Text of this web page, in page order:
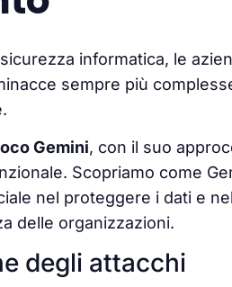
informatica, le
sempre più
Gemini, con il suo
Scopriamo come
nel proteggere i dati e
delle organizzazioni.
degli attacchi